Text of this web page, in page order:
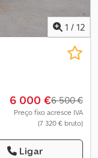
1 / 12
6 000 €6 500 €
Preço fixo acresce IVA
(7 320 € bruto)
Ligar